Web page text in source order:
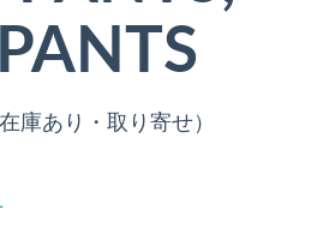
庫あり・取り寄せ）